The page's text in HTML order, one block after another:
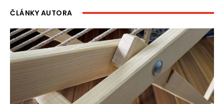
ČLÁNKY AUTORA